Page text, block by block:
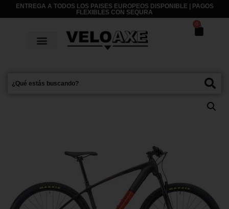
ENTREGA A TODOS LOS PAISES EUROPEOS DISPONIBLE | PAGOS
FLEXIBLES CON SEQURA
0